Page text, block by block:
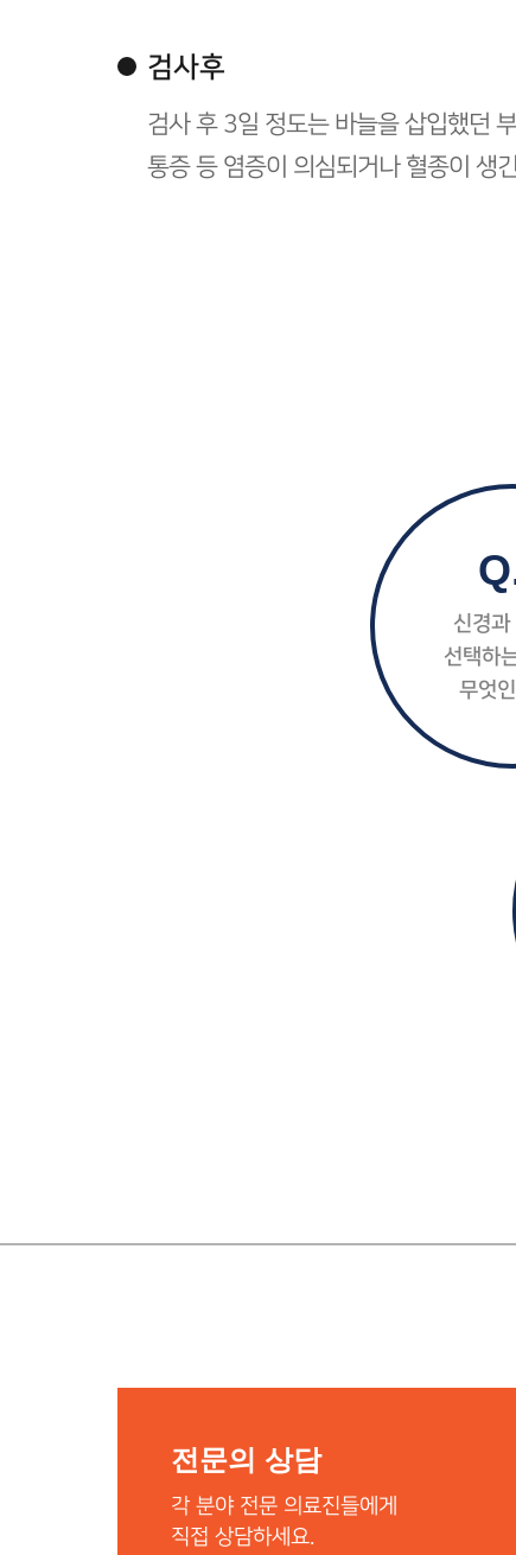
검사후
검사 후 3일 정도는 바늘을 삽입했던
통증 등 염증이 의심되거나 혈종이 생
신경과
선택하
무엇
전문의 상담
각 분야 전문 의료진들에게
직접 상담하세요.